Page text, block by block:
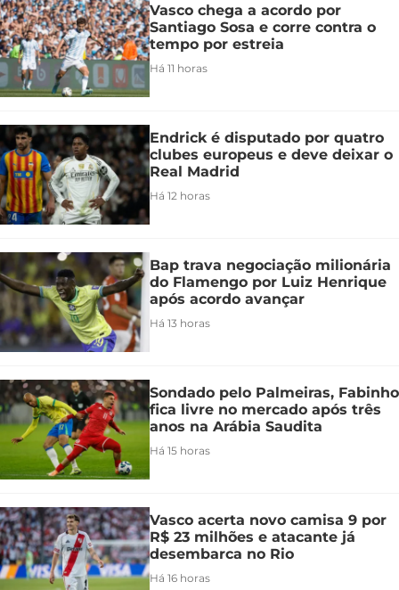
Vasco chega a acordo por
Santiago Sosa e corre contra o
tempo por estreia
Há 11 horas
Endrick é disputado por quatro
clubes europeus e deve deixar o
Real Madrid
Há 12 horas
Bap trava negociação milionária
do Flamengo por Luiz Henrique
após acordo avançar
Há 13 horas
Sondado pelo Palmeiras, Fabinho
fica livre no mercado após três
anos na Arábia Saudita
Há 15 horas
Vasco acerta novo camisa 9 por
R$ 23 milhões e atacante já
desembarca no Rio
Há 16 horas